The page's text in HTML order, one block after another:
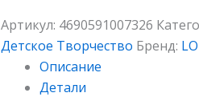
Артикул: 4690591007326
Детское Творчество Бренд:
Описание
Детали